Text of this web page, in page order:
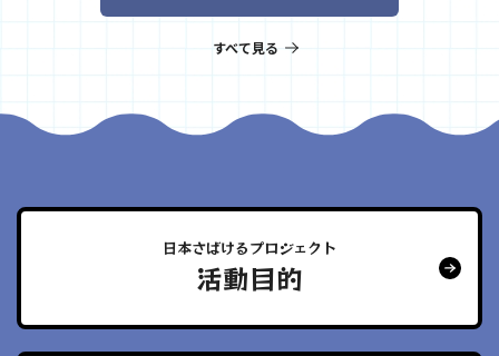
すべて見る
日本さばけるプロジェクト
活動目的